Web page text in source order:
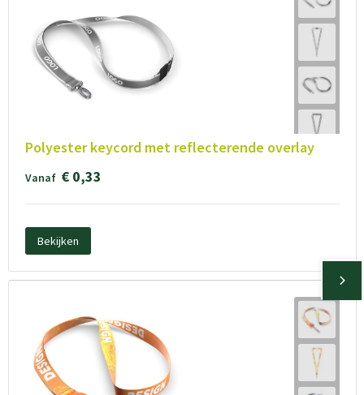
Polyester keycord met reflecterende overlay
Vanaf € 0,33
Bekijken